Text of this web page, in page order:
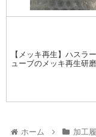
【メッキ再生】ハスラ
ューブのメッキ再生研
ホーム 加工